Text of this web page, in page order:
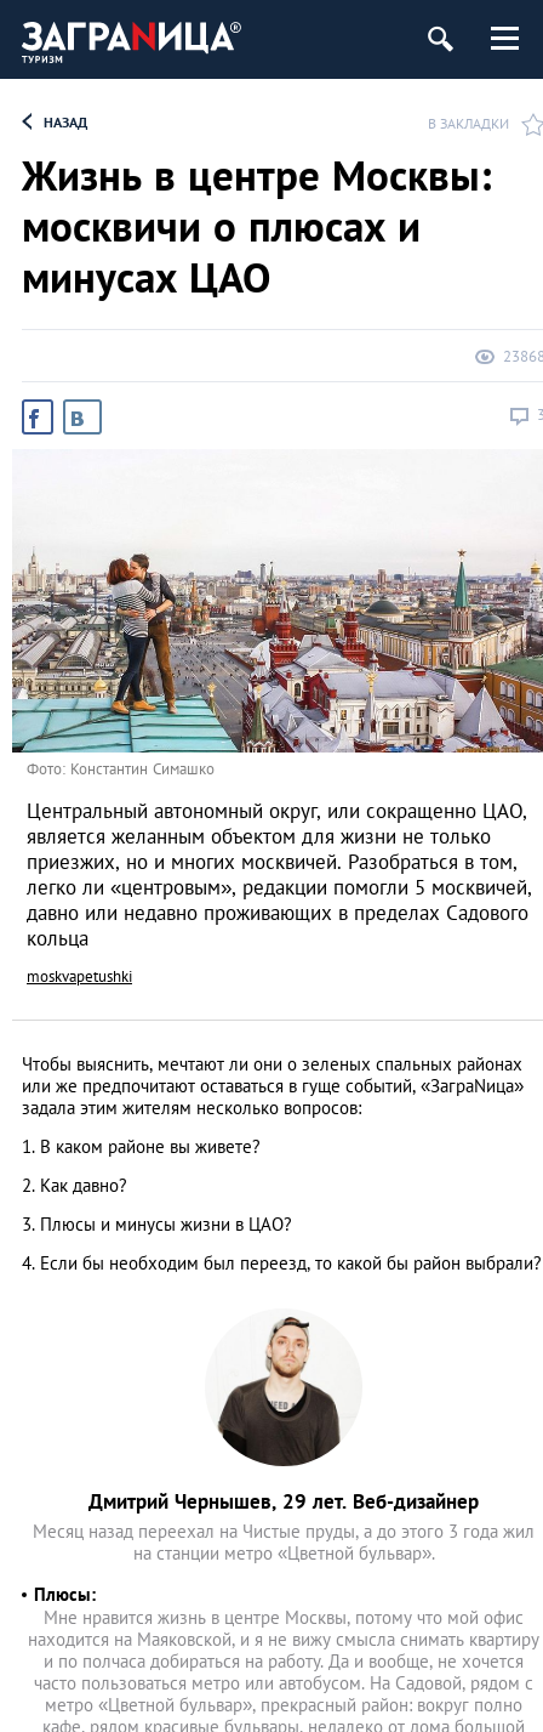
НАЗАД В ЗАКЛАДКИ
Жизнь в центре Москвы:
москвичи о плюсах и
минусах ЦАО
Фото: Константин Симашко
Центральный автономный округ, или сокращенно ЦАО,
является желанным объектом для жизни не только
приезжих, но и многих москвичей. Разобраться в том,
легко ли «центровым», редакции помогли 5 москвичей,
давно или недавно проживающих в пределах Садового
кольца
moskvapetushki
Чтобы выяснить, мечтают ли они о зеленых спальных районах
или же предпочитают оставаться в гуще событий, «ЗаграNица»
задала этим жителям несколько вопросов:
1. В каком районе вы живете?
2. Как давно?
3. Плюсы и минусы жизни в ЦАО?
4. Если бы необходим был переезд, то какой бы район выбрали?
Дмитрий Чернышев, 29 лет. Веб-дизайнер
Месяц назад переехал на Чистые пруды, а до этого 3 года жил
на станции метро «Цветной бульвар».
Плюсы:
Мне нравится жизнь в центре Москвы, потому что мой офис
находится на Маяковской, и я не вижу смысла снимать квартиру
и по полчаса добираться на работу. Да и вообще, не хочется
часто пользоваться метро или автобусом. На Садовой, рядом с
метро «Цветной бульвар», прекрасный район: вокруг полно
кафе, рядом красивые бульвары, недалеко от дома большой